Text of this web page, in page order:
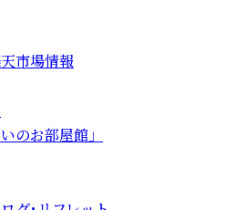
市場情報
のお部屋館」